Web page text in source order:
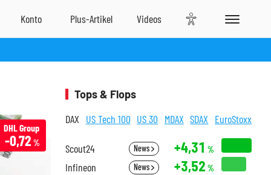
DHL Group
-0,72%
Tops & Flops
DAX US Tech 100 US 30 MDAX SDAX EuroStoxx
Scout24 News +4,31 %
Infineon News +3,52 %